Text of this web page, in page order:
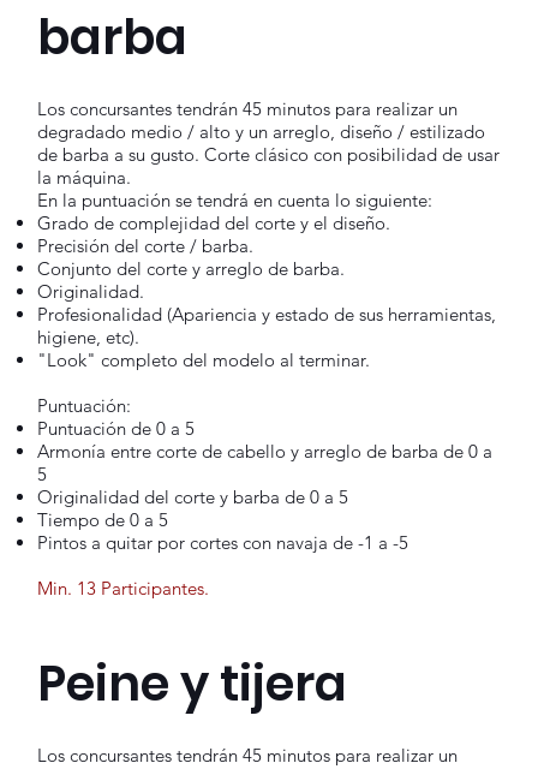
barba
Los concursantes tendrán 45 minutos para realizar un
degradado medio / alto y un arreglo, diseño / estilizado
de barba a su gusto. Corte clásico con posibilidad de usar
la máquina.
En la puntuación se tendrá en cuenta lo siguiente:
Grado de complejidad del corte y el diseño.
Precisión del corte / barba.
Conjunto del corte y arreglo de barba.
Originalidad.
Profesionalidad (Apariencia y estado de sus herramientas,
higiene, etc).
"Look" completo del modelo al terminar.
Puntuación:
Puntuación de 0 a 5
Armonía entre corte de cabello y arreglo de barba de 0 a
5
Originalidad del corte y barba de 0 a 5
Tiempo de 0 a 5
Pintos a quitar por cortes con navaja de -1 a -5
​Min. 13 Participantes.
Peine y tijera
Los concursantes tendrán 45 minutos para realizar un